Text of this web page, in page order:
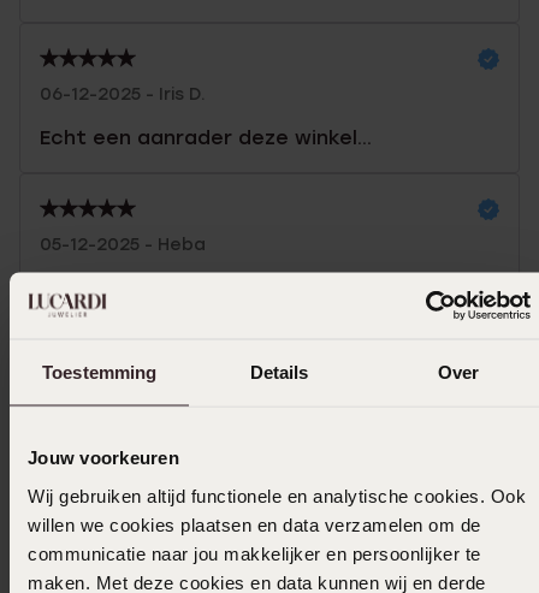
Toestemming Details Over
Jouw voorkeuren
Wij gebruiken altijd functionele en analytische cookies. Ook
willen we cookies plaatsen en data verzamelen om de
communicatie naar jou makkelijker en persoonlijker te
maken. Met deze cookies en data kunnen wij en derde
06-12-2025 - Iris D.
Echt een aanrader deze winkel...
05-12-2025 - Heba
Ook leuk voor jou